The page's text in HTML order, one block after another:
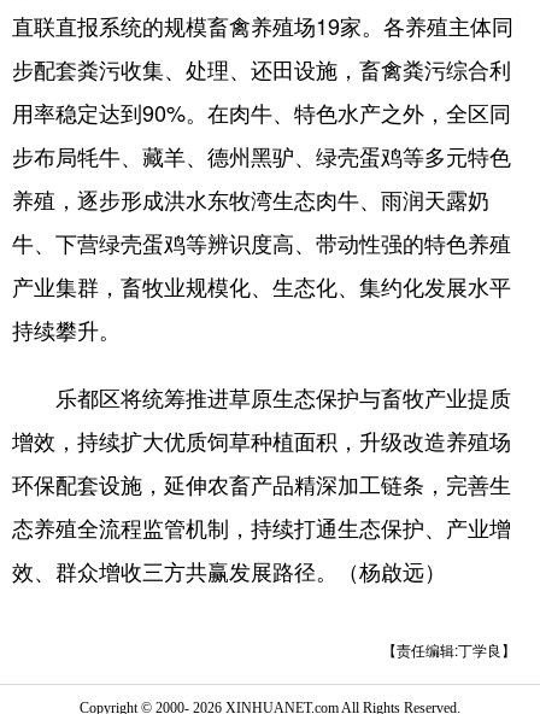
直联直报系统的规模畜禽养殖场19家。各养殖主体同
步配套粪污收集、处理、还田设施，畜禽粪污综合利
用率稳定达到90%。在肉牛、特色水产之外，全区同
步布局牦牛、藏羊、德州黑驴、绿壳蛋鸡等多元特色
养殖，逐步形成洪水东牧湾生态肉牛、雨润天露奶
牛、下营绿壳蛋鸡等辨识度高、带动性强的特色养殖
产业集群，畜牧业规模化、生态化、集约化发展水平
持续攀升。
乐都区将统筹推进草原生态保护与畜牧产业提质
增效，持续扩大优质饲草种植面积，升级改造养殖场
环保配套设施，延伸农畜产品精深加工链条，完善生
态养殖全流程监管机制，持续打通生态保护、产业增
效、群众增收三方共赢发展路径。（杨啟远）
【责任编辑:丁学良】
Copyright © 2000- 2026 XINHUANET.com All Rights Reserved.